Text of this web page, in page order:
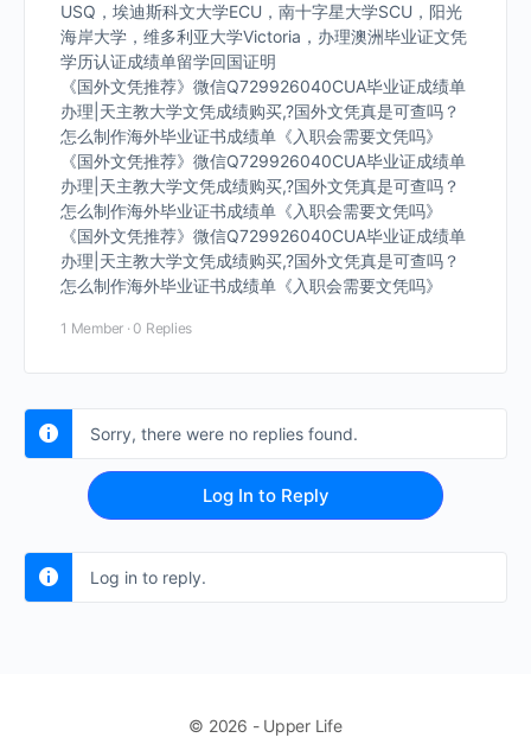
USQ，埃迪斯科文大学ECU，南十字星大学SCU，阳光
海岸大学，维多利亚大学Victoria，办理澳洲毕业证文凭
学历认证成绩单留学回国证明
《国外文凭推荐》微信Q729926040CUA毕业证成绩单
办理|天主教大学文凭成绩购买,?国外文凭真是可查吗？
怎么制作海外毕业证书成绩单《入职会需要文凭吗》
《国外文凭推荐》微信Q729926040CUA毕业证成绩单
办理|天主教大学文凭成绩购买,?国外文凭真是可查吗？
怎么制作海外毕业证书成绩单《入职会需要文凭吗》
《国外文凭推荐》微信Q729926040CUA毕业证成绩单
办理|天主教大学文凭成绩购买,?国外文凭真是可查吗？
怎么制作海外毕业证书成绩单《入职会需要文凭吗》
1 Member · 0 Replies
Sorry, there were no replies found.
Log In to Reply
Log in to reply.
© 2026 - Upper Life